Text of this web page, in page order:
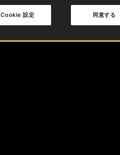
同意する
Cookie 設定